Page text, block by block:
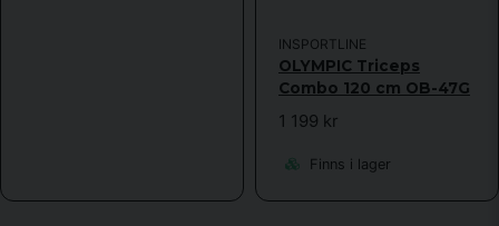
INSPORTLINE
OLYMPIC Triceps
Combo 120 cm OB-47G
1 199 kr
Finns i lager